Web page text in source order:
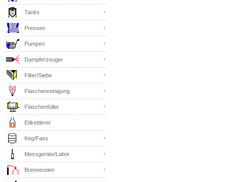
Tanks
Pressen
Pumpen
Dampferzeuger
Filter/Siebe
Flaschenreinigung
Flaschenfüller
Etikettierer
Keg/Fass
Messgeräte/Labor
Brennereien